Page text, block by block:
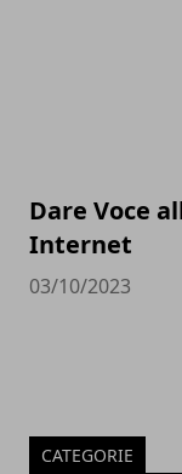
Dare Voce
Internet
03/10/2023
CATEGORIE